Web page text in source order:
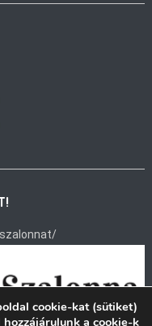
cookie-kat (sütiket)
a cookie-k